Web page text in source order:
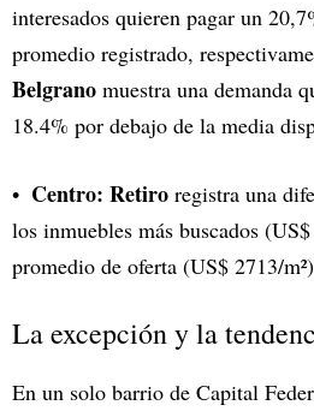
interesados quieren pagar un
promedio registrado,
Belgrano muestra una demanda
18.4% por debajo de la media
Centro: Retiro registra una
los inmuebles más buscados
promedio de oferta (US$ 2713/
La excepción y la
En un solo barrio de Capital